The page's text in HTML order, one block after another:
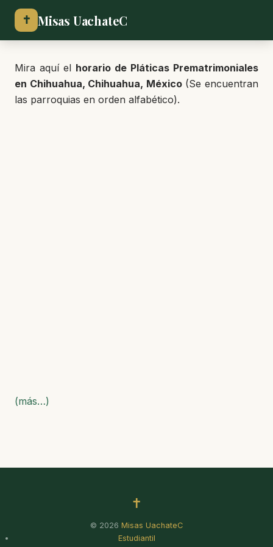
✝ Misas UachateC
Mira aquí el horario de Pláticas Prematrimoniales
en Chihuahua, Chihuahua, México(Se encuentran
las parroquias en orden alfabético).
(más…)
✝
© 2026 Misas UachateC
Estudiantil